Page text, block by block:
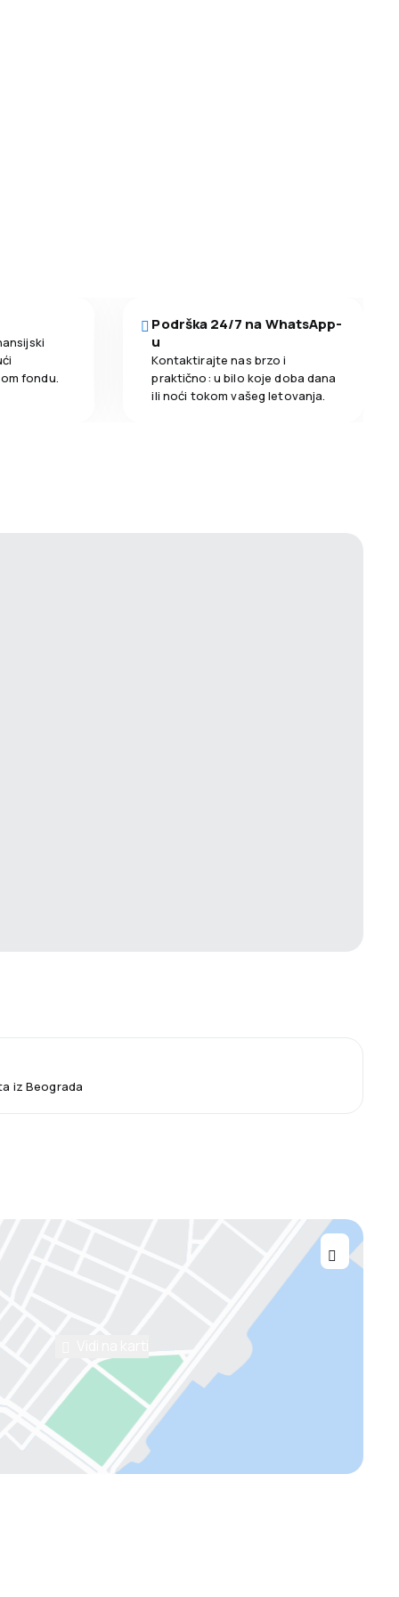
fondu.
Podrška 24/7 na WhatsApp-
u
Kontaktirajte nas brzo i
praktično: u bilo koje doba dana
ili noći tokom vašeg letovanja.
iz Beograda